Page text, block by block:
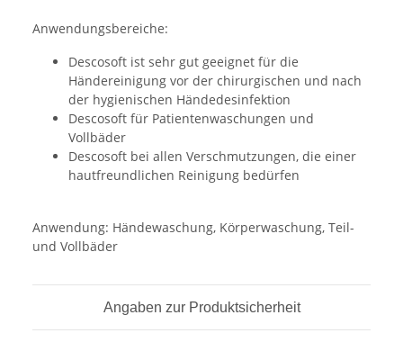
Anwendungsbereiche:
Descosoft ist sehr gut geeignet für die
Händereinigung vor der chirurgischen und nach
der hygienischen Händedesinfektion
Descosoft für Patientenwaschungen und
Vollbäder
Descosoft bei allen Verschmutzungen, die einer
hautfreundlichen Reinigung bedürfen
Anwendung: Händewaschung, Körperwaschung, Teil-
und Vollbäder
Angaben zur Produktsicherheit